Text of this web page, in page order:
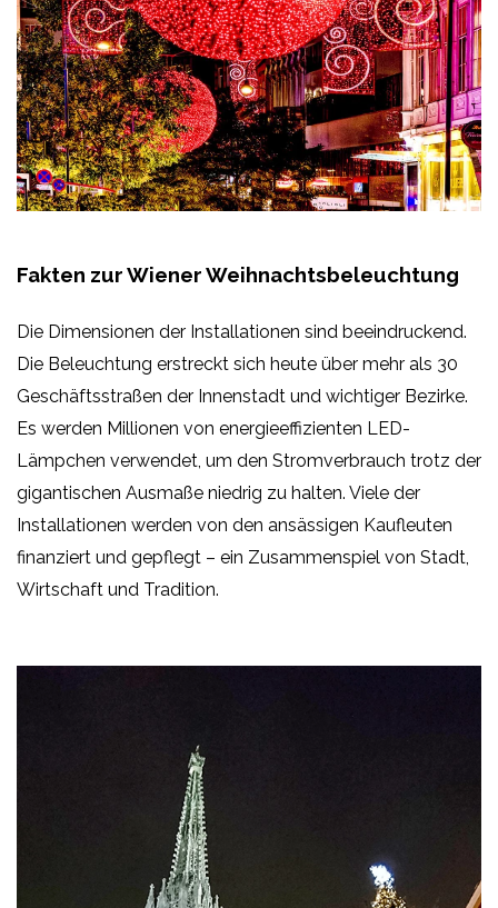
Fakten zur Wiener Weihnachtsbeleuchtung
Die Dimensionen der Installationen sind beeindruckend.
Die Beleuchtung erstreckt sich heute über mehr als 30
Geschäftsstraßen der Innenstadt und wichtiger Bezirke.
Es werden Millionen von energieeffizienten LED-
Lämpchen verwendet, um den Stromverbrauch trotz der
gigantischen Ausmaße niedrig zu halten. Viele der
Installationen werden von den ansässigen Kaufleuten
finanziert und gepflegt – ein Zusammenspiel von Stadt,
Wirtschaft und Tradition.